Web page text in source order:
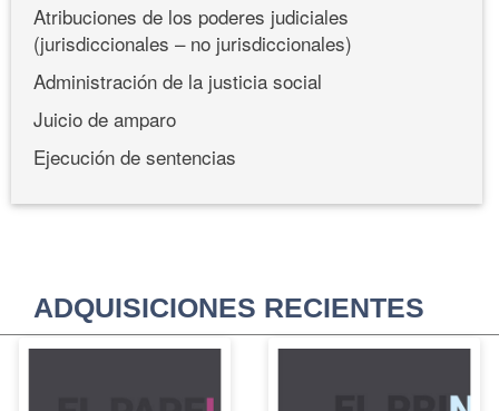
Atribuciones de los poderes judiciales
(jurisdiccionales – no jurisdiccionales)
Administración de la justicia social
Juicio de amparo
Ejecución de sentencias
ADQUISICIONES RECIENTES